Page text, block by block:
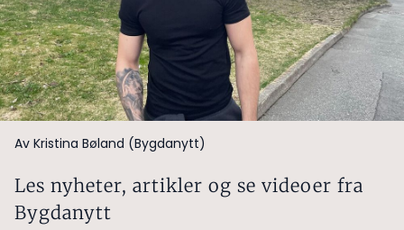
Av Kristina Bøland (Bygdanytt)
Les nyheter, artikler og se videoer fra
Bygdanytt